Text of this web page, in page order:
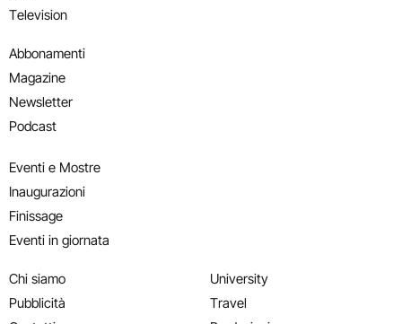
Television
Abbonamenti
Magazine
Newsletter
Podcast
Eventi e Mostre
Inaugurazioni
Finissage
Eventi in giornata
Chi siamo
Pubblicità
University
Travel